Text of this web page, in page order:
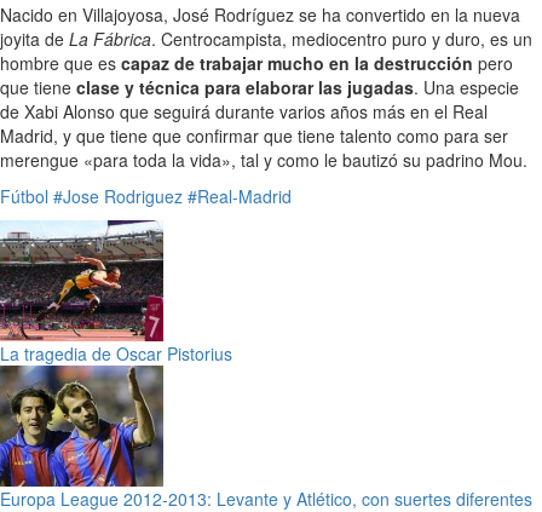
Nacido en Villajoyosa, José Rodríguez se ha convertido en la nueva
joyita de La Fábrica. Centrocampista, mediocentro puro y duro, es un
hombre que es capaz de trabajar mucho en la destrucción pero
que tiene clase y técnica para elaborar las jugadas. Una especie
de Xabi Alonso que seguirá durante varios años más en el Real
Madrid, y que tiene que confirmar que tiene talento como para ser
merengue «para toda la vida», tal y como le bautizó su padrino Mou.
Fútbol #Jose Rodriguez #Real-Madrid
La tragedia de Oscar Pistorius
Europa League 2012-2013: Levante y Atlético, con suertes diferentes